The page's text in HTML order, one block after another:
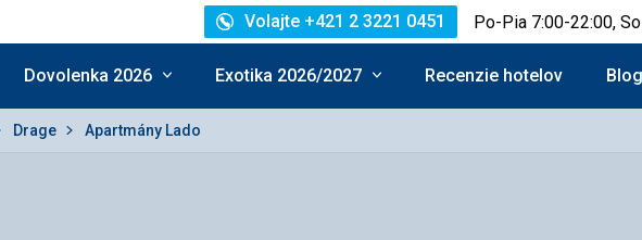
Volajte +421 2 3221 0451 Po-Pia 7:00-22:00,
Dovolenka 2026 Exotika 2026/2027 Recenzie hotelov Blog
Drage Apartmány Lado